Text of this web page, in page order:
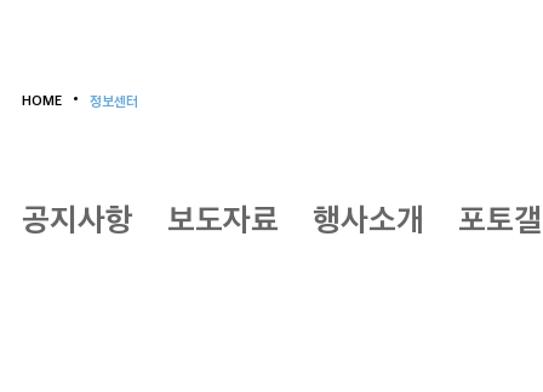
HOME 정보센터
공지사항 보도자료 행사소개 포토